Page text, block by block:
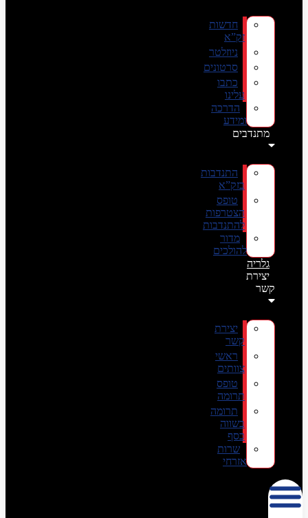
חדשות
זק”א
ניוזלטר
סרטונים
כתבו
עלינו
הדרכה
ומידע
מתנדבים
התנדבות
בזק”א
טופס
הצטרפות
להתנדבות
מדור
להולכים
גלריה
יצירת
קשר
יצירת
קשר
ראשי
צוותים
טופס
תרומה
תרומה
בשווה
כסף
שרות
אזרחי